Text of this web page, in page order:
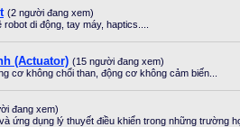
(2 người đang xem)
di động, tay máy, haptics....
(Actuator) (15 người đang xem)
cơ không chổi than, động cơ không cảm biến...
đang xem)
ứng dụng lý thuyết điều khiển trong những trường